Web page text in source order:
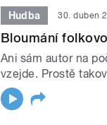
Hudba 30. duben
Bloumání
Ani sám autor na
vzejde. Prostě